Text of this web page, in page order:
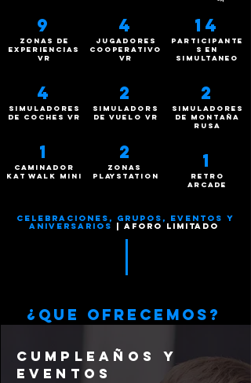
9
zonas de
experiencias
vr
4
simuladores
de coches vr
1
caminador
kat walk mini
4
jugadores
cooperativo
vr
2
simuladors
de vuelo vr
2
zonas
playstation
14
participante
s en
simultaneo
2
simuladores
de montaña
rusa
1
retro
arcade
celebraciones, grupos, eventos y
aniversarios | aforo limitado
¿que ofrecemos?
CUMPLEAÑOS Y
EVENTOS